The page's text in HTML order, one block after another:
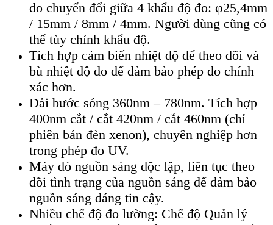
do chuyển đổi giữa 4 khẩu độ đo: φ25,4mm
/ 15mm / 8mm / 4mm. Người dùng cũng có
thể tùy chỉnh khẩu độ.
Tích hợp cảm biến nhiệt độ để theo dõi và
bù nhiệt độ đo để đảm bảo phép đo chính
xác hơn.
Dải bước sóng 360nm – 780nm. Tích hợp
400nm cắt / cắt 420nm / cắt 460nm (chỉ
phiên bản đèn xenon), chuyên nghiệp hơn
trong phép đo UV.
Máy dò nguồn sáng độc lập, liên tục theo
dõi tình trạng của nguồn sáng để đảm bảo
nguồn sáng đáng tin cậy.
Nhiều chế độ đo lường: Chế độ Quản lý